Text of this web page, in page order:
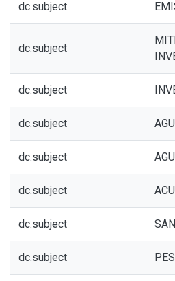
dc.subject
dc.subject
dc.subject
dc.subject
dc.subject
dc.subject
dc.subject
dc.subject